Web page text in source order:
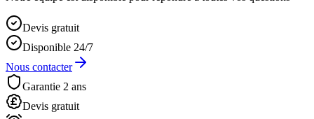
Devis gratuit
Disponible 24/7
Nous contacter
Garantie 2 ans
Devis gratuit